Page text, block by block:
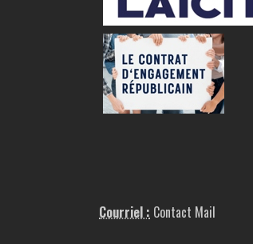
Courriel : Contact Mail